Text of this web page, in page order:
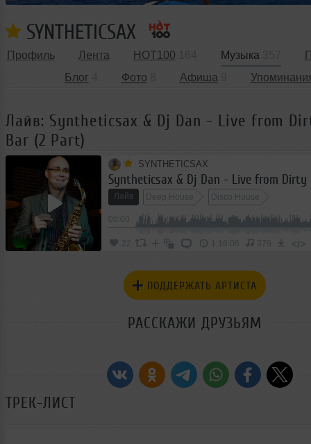
SYNTHETICSAX
Профиль Лента HOT100 Музыка
Блог
Фото Афиша
Лайв: Syntheticsax & Dj Dan - Live from
Bar (2 Part)
SYNTHETICSAX
Лайв Deep House Disco House
22 1:16:06 379 </>
ПОДДЕРЖАТЬ АРТИСТА
РАССКАЖИ ДРУЗЬЯМ
ТРЕК-ЛИСТ